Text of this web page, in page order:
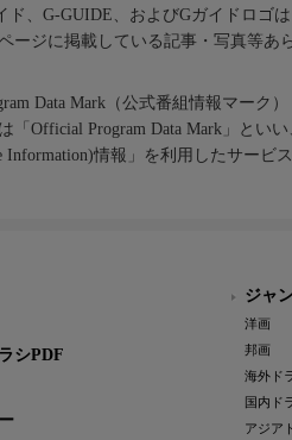
ド、G-GUIDE、およびGガイドロゴ
ージに掲載している記事・写真等あ
Data Mark（公式番組情報マーク）
「Official Program Data Mark」とい
Information)情報」を利用したサービ
シPDF
ジャ
洋画
邦画
海外ド
国内ド
アジア